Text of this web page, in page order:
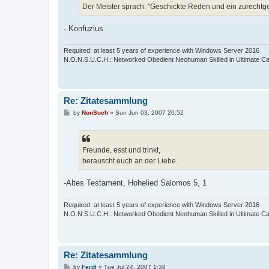
Der Meister sprach: "Geschickte Reden und ein
- Konfuzius
Required: at least 5 years of experience with Windows Server 2016
N.O.N.S.U.C.H.: Networked Obedient Neohuman Skilled in Ultimate
Re: Zitatesammlung
Pby NonSuch» Sun Jun 03, 2007 20:52
Freunde, esst und trinkt,
berauscht euch an der Liebe.
-Altes Testament, Hohelied Salomos 5, 1
Required: at least 5 years of experience with Windows Server 2016
N.O.N.S.U.C.H.: Networked Obedient Neohuman Skilled in Ultimate
Re: Zitatesammlung
Pby Ferdl » Tue Jul 24, 2007 1:38